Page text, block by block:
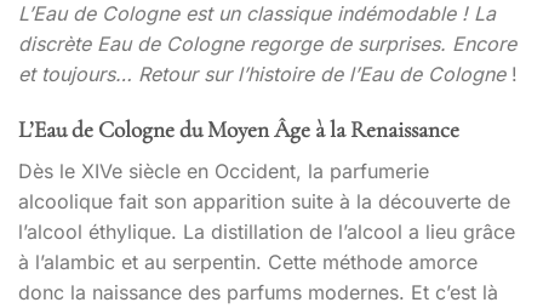
L’Eau de Cologne est un classique indémodable ! La
discrète Eau de Cologne regorge de surprises. Encore
et toujours… Retour sur l’histoire de l’Eau de Cologne!
L’Eau de Cologne du Moyen Âge à la Renaissance
Dès le XIVe siècle en Occident, la parfumerie
alcoolique fait son apparition suite à la découverte de
l’alcool éthylique. La distillation de l’alcool a lieu grâce
à l’alambic et au serpentin. Cette méthode amorce
donc la naissance des parfums modernes. Et c’est là